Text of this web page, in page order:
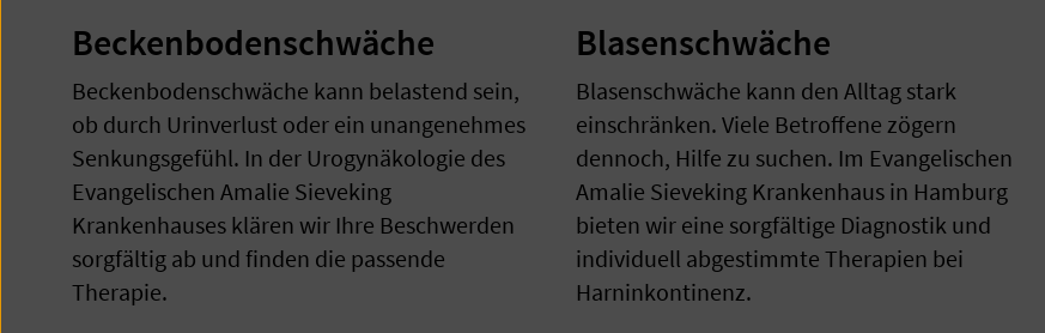
Beckenbodenschwäche
Beckenbodenschwäche kann belastend sein,
ob durch Urinverlust oder ein unangenehmes
Senkungsgefühl. In der Urogynäkologie des
Evangelischen Amalie Sieveking
Krankenhauses klären wir Ihre Beschwerden
sorgfältig ab und finden die passende
Therapie.
Blasenschwäche
Blasenschwäche kann den Alltag stark
einschränken. Viele Betroffene zögern
dennoch, Hilfe zu suchen. Im Evangelischen
Amalie Sieveking Krankenhaus in Hamburg
bieten wir eine sorgfältige Diagnostik und
individuell abgestimmte Therapien bei
Harninkontinenz.